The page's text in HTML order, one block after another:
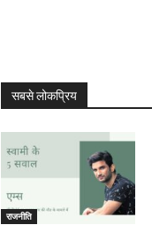
सबसे लोकप्रिय
राजनीति